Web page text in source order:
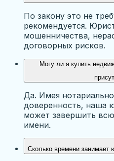
По закону это не
рекомендуется.
мошенничества,
договорных рисков.
Могу ли я купить
Да. Имея
доверенность, наша
может завершить
имени.
Сколько времени занимает